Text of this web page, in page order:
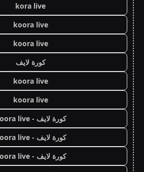
kora live
koora live
koora live
كورة لايف
koora live
koora live
كورة لايف - koora live
كورة لايف - koora live
كورة لايف - koora live